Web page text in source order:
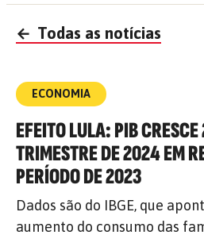
← Todas as notícias
ECONOMIA
EFEITO LULA: PIB
TRIMESTRE DE 2024 EM
PERÍODO DE 2023
Dados são do IBGE, que
aumento do consumo das